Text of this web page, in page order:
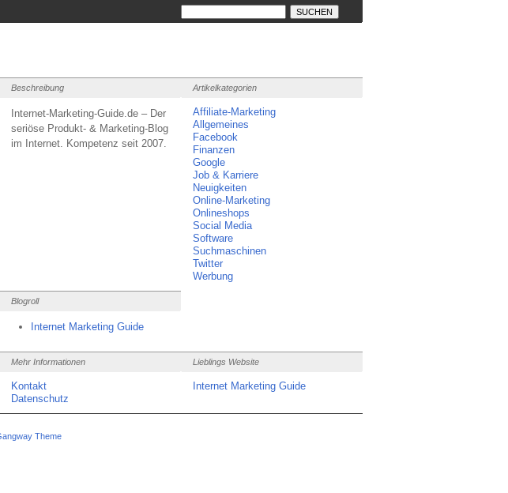
Beschreibung
Internet-Marketing-Guide.de – Der
seriöse Produkt- & Marketing-Blog
im Internet. Kompetenz seit 2007.
Artikelkategorien
Affiliate-Marketing
Allgemeines
Facebook
Finanzen
Google
Job & Karriere
Neuigkeiten
Online-Marketing
Onlineshops
Social Media
Software
Suchmaschinen
Twitter
Werbung
Blogroll
Internet Marketing Guide
Mehr Informationen
Kontakt
Datenschutz
Lieblings Website
Internet Marketing Guide
Theme